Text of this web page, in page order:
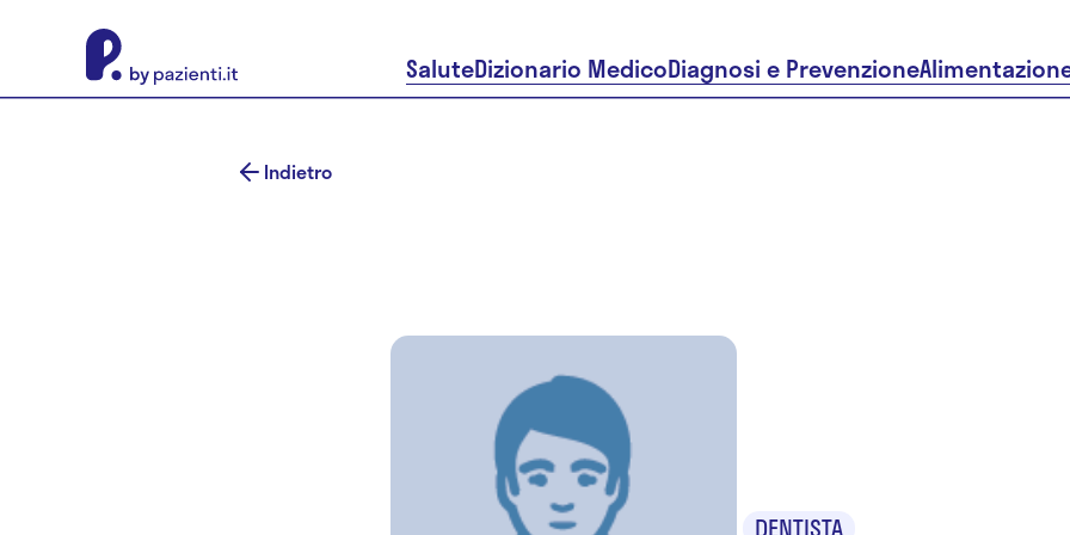
SaluteDizionario MedicoDiagnosi e Prevenzione
Indietro
DENTISTA